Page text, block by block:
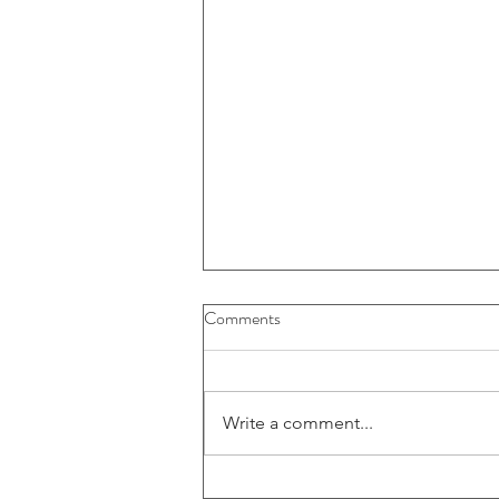
Triodos Energy Transition Europe
Comments
Write a comment...